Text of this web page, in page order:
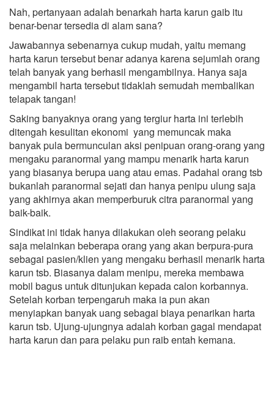
Nah, pertanyaan adalah benarkah harta karun gaib itu
benar-benar tersedia di alam sana?
Jawabannya sebenarnya cukup mudah, yaitu memang
harta karun tersebut benar adanya karena sejumlah orang
telah banyak yang berhasil mengambilnya. Hanya saja
mengambil harta tersebut tidaklah semudah membalikan
telapak tangan!
Saking banyaknya orang yang tergiur harta ini terlebih
ditengah kesulitan ekonomi yang memuncak maka
banyak pula bermunculan aksi penipuan orang-orang yang
mengaku paranormal yang mampu menarik harta karun
yang biasanya berupa uang atau emas. Padahal orang tsb
bukanlah paranormal sejati dan hanya penipu ulung saja
yang akhirnya akan memperburuk citra paranormal yang
baik-baik.
Sindikat ini tidak hanya dilakukan oleh seorang pelaku
saja melainkan beberapa orang yang akan berpura-pura
sebagai pasien/klien yang mengaku berhasil menarik harta
karun tsb. Biasanya dalam menipu, mereka membawa
mobil bagus untuk ditunjukan kepada calon korbannya.
Setelah korban terpengaruh maka ia pun akan
menyiapkan banyak uang sebagai biaya penarikan harta
karun tsb. Ujung-ujungnya adalah korban gagal mendapat
harta karun dan para pelaku pun raib entah kemana.